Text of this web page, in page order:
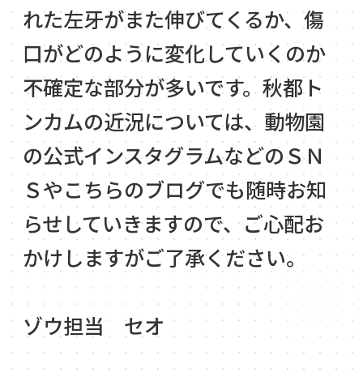
れた左牙がまた伸びてくるか、傷
口がどのように変化していくのか
不確定な部分が多いです。秋都ト
ンカムの近況については、動物園
の公式インスタグラムなどのＳＮ
Ｓやこちらのブログでも随時お知
らせしていきますので、ご心配お
かけしますがご了承ください。
ゾウ担当 セオ